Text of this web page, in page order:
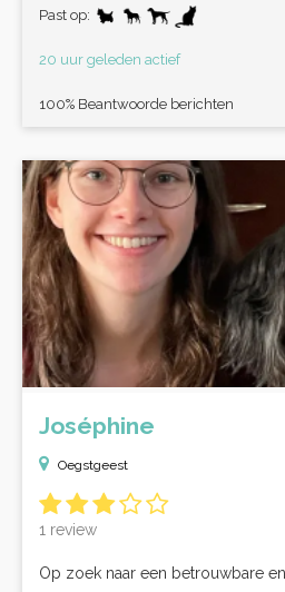
Past op:
20 uur geleden actief
100% Beantwoorde berichten
Joséphine
Oegstgeest
1 review
Op zoek naar een betrouwbare